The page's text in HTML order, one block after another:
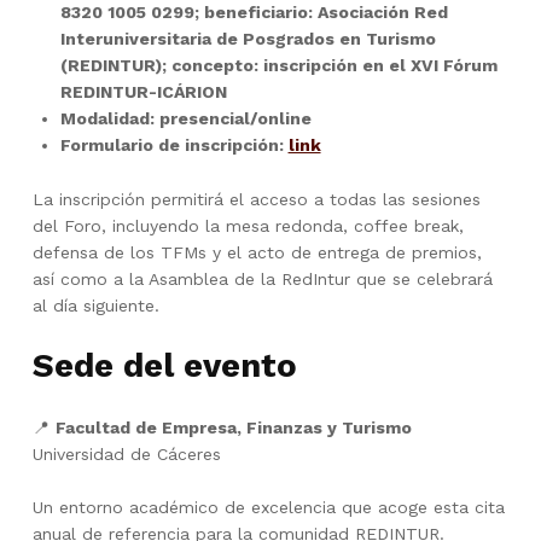
8320 1005 0299; beneficiario: Asociación Red
Interuniversitaria de Posgrados en Turismo
(REDINTUR); concepto: inscripción en el XVI Fórum
REDINTUR-ICÁRION
Modalidad: presencial/online
Formulario de inscripción: link
La inscripción permitirá el acceso a todas las sesiones
del Foro, incluyendo la mesa redonda, coffee break,
defensa de los TFMs y el acto de entrega de premios,
así como a la Asamblea de la RedIntur que se celebrará
al día siguiente.
Sede del evento
📍 Facultad de Empresa, Finanzas y Turismo
Universidad de Cáceres
Un entorno académico de excelencia que acoge esta cita
anual de referencia para la comunidad REDINTUR.